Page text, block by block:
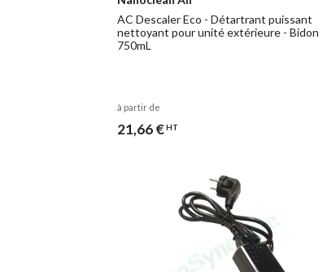
AC Descaler Eco - Détartrant puissant
nettoyant pour unité extérieure - Bidon
750mL
à partir de
21,66 €HT